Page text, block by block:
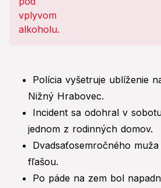
Polícia vyšetruje ublíženie
Nižný Hrabovec.
Incident sa odohral v
jednom z rodinných domov.
Dvadsaťosemročného
fľašou.
Po páde na zem bol